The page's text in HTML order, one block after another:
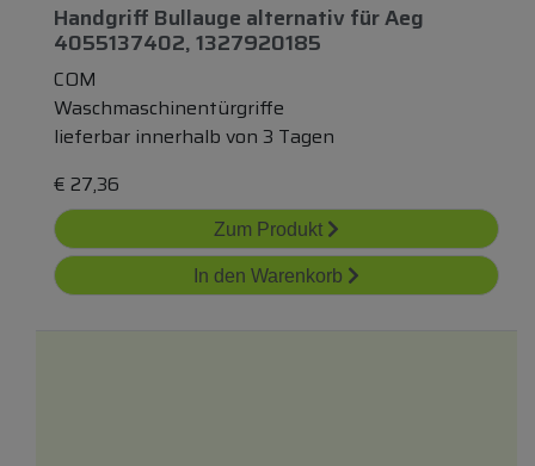
Handgriff Bullauge alternativ fürAeg
4055137402, 1327920185
COM
Waschmaschinentürgriffe
lieferbar innerhalb von 3 Tagen
€ 27,36
Zum Produkt
In den Warenkorb